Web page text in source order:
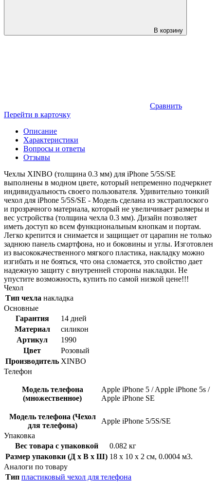
В корзину
Сравнить
Перейти в карточку
Описание
Характеристики
Вопросы и ответы
Отзывы
Чехлы XINBO (толщина 0.3 мм) для iPhone 5/5S/SE
выполнены в модном цвете, который непременно подчеркнет
индивидуальность своего пользователя. Удивительно тонкий
чехол для iPhone 5/5S/SE - Модель сделана из экстраплоского
и прозрачного материала, который не увеличивает размеры и
вес устройства (толщина чехла 0.3 мм). Дизайн позволяет
иметь доступ ко всем функциональным кнопкам и портам.
Легко крепится и снимается и защищает от царапин не только
заднюю панель смартфона, но и боковины и углы. Изготовлен
из высококачественного мягкого пластика, накладку можно
изгибать и не бояться, что она сломается, это свойство дает
надежную защиту с внутренней стороны накладки. Не
упустите возможность, купить по самой низкой цене!!!
Чехол
Тип чехла накладка
Основные
Гарантия
14 дней
Материал
силикон
Артикул
1990
Цвет
Розовый
Производитель XINBO
Телефон
Модель телефона
(множественное)
Apple iPhone 5 / Apple iPhone 5s /
Apple iPhone SE
Модель телефона (Чехол
для телефона)
Apple iPhone 5/5S/SE
Упаковка
Вес товара с упаковкой
0.082 кг
Размер упаковки (Д x В x Ш) 18 x 10 x 2 см, 0.0004 м3.
Аналоги по товару
Тип пластиковый чехол для телефона